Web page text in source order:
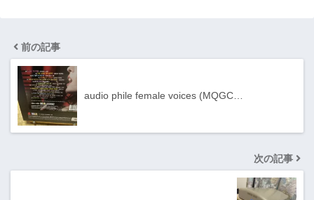
前の記事
audio phile female voices (MQGC…
次の記事